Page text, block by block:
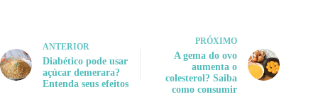
ANTERIOR
Diabético pode usar
açúcar demerara?
Entenda seus efeitos
PRÓXIMO
A gema do ovo
aumenta o
colesterol? Saiba
como consumir